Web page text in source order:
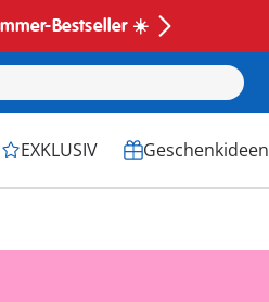
Bestseller ☀️
EXKLUSIV Geschenkideen